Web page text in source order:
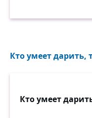
Кто умеет дарить,
Кто умеет